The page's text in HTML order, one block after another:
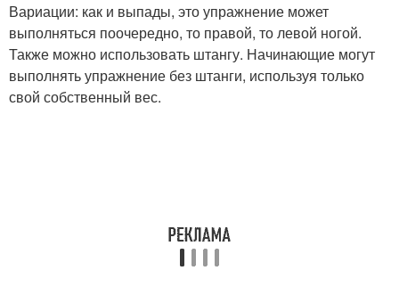
Вариации: как и выпады, это упражнение может
выполняться поочередно, то правой, то левой ногой.
Также можно использовать штангу. Начинающие могут
выполнять упражнение без штанги, используя только
свой собственный вес.